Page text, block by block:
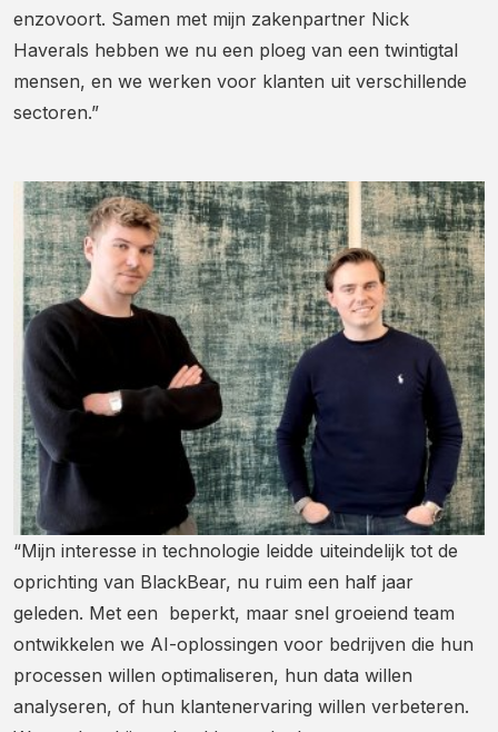
enzovoort. Samen met mijn zakenpartner Nick
Haverals hebben we nu een ploeg van een twintigtal
mensen, en we werken voor klanten uit verschillende
sectoren.”
“Mijn interesse in technologie leidde uiteindelijk tot de
oprichting van BlackBear, nu ruim een half jaar
geleden. Met een beperkt, maar snel groeiend team
ontwikkelen we AI-oplossingen voor bedrijven die hun
processen willen optimaliseren, hun data willen
analyseren, of hun klantenervaring willen verbeteren.